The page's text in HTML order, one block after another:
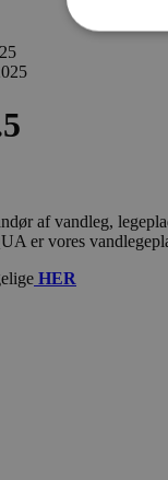
af vandleg,
er vores
HER